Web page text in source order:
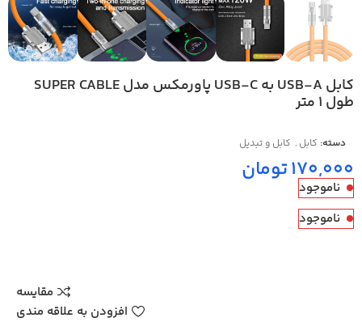
کابل USB-A به USB-C پاورمکس مدل SUPER CABLE
طول ۱ متر
دسته: کابل , کابل و تبدیل
تومان
ناموجود
ناموجود
مقایسه
افزودن به علاقه مندی